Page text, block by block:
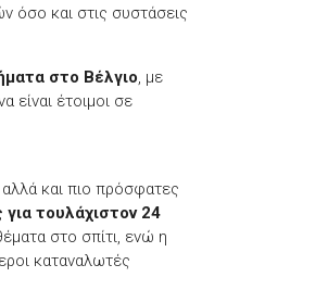
όσο και στις συστάσεις
στο Βέλγιο, με
έτοιμοι σε
αλλά και πιο πρόσφατες
για τουλάχιστον 24
στο σπίτι, ενώ η
καταναλωτές